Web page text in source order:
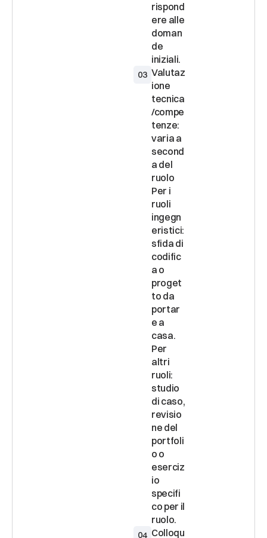
rispond
ere alle
doman
de
03 Valutaz
ione
tecnica
/compe
tenze:
varia a
second
a del
ruolo
Per i
ruoli
ingegn
eristici:
sfida di
codific
a o
proget
to da
portar
e a
casa.
Per
altri
ruoli:
studio
di caso,
revisio
ne del
portfoli
o o
eserciz
io
specifi
co per il
04 Colloqu